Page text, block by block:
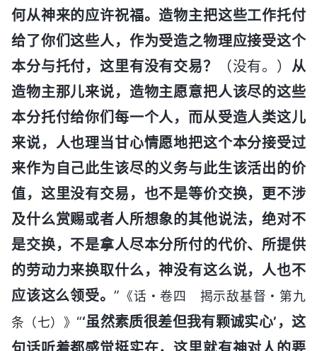
何从神来的应许祝福。造物主把这些工作托付
给了你们这些人，作为受造之物理应接受这个
本分与托付，这里有没有交易？
（没有。） 从
造物主那儿来说，造物主愿意把人该尽的这些
本分托付给你们每一个人，而从受造人类这儿
来说，人也理当甘心情愿地把这个本分接受过
来作为自己此生该尽的义务与此生该活出的价
值，这里没有交易，也不是等价交换，更不涉
及什么赏赐或者人所想象的其他说法，绝对不
是交换，不是拿人尽本分所付的代价、所提供
的劳动力来换取什么，神没有这么说，人也不
应该这么领受。” 《话・卷四 揭示敌基督・第九
条（七）》 “‘虽然素质很差但我有颗诚实心’，这